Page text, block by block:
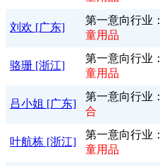
刘欢 [广东]
第一意向行业：
童用品
骆珊 [浙江]
第一意向行业：
童用品
吕小姐 [广东]
第一意向行业：
合
叶航栋 [浙江]
第一意向行业：
童用品